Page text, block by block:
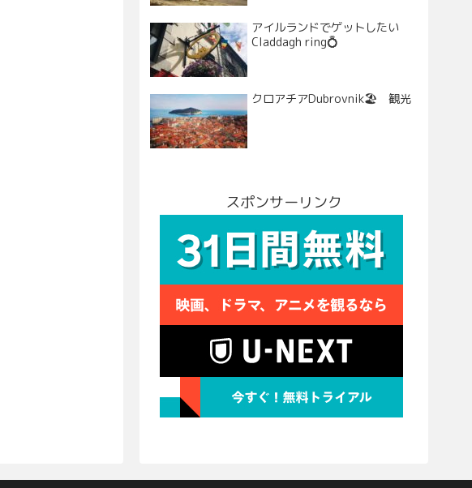
アイルランドでゲットしたい
Claddagh ring💍
クロアチアDubrovnik🏖 観光
スポンサーリンク